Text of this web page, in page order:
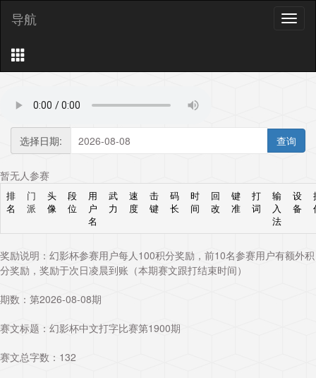
导
导航
选择日期:
暂无人参赛
排
名
门
派
头
像
段
位
用
户
名
武
力
速
度
击
键
码
长
时
间
回
改
键
准
打
词
输
入
法
设
备
奖励说明：幻影杯参赛用户每人100积分奖励，前10名参赛用户有额外积
分奖励，奖励于次日凌晨到账（本期赛文跟打结束时间）
期数：第2026-08-08期
赛文标题： 幻影杯中文打字比赛第1900期
赛文总字数：132